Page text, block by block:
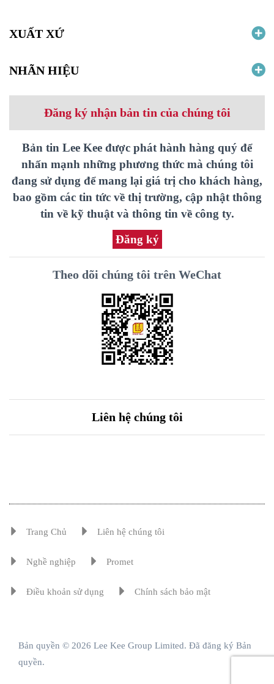
XUẤT XỨ
NHÃN HIỆU
Đăng ký nhận bản tin của chúng tôi
Bản tin Lee Kee được phát hành hàng quý để
nhấn mạnh những phương thức mà chúng tôi
đang sử dụng để mang lại giá trị cho khách hàng,
bao gồm các tin tức về thị trường, cập nhật thông
tin về kỹ thuật và thông tin về công ty.
Đăng ký
Theo dõi chúng tôi trên WeChat
Liên hệ chúng tôi
Trang Chủ Liên hệ chúng tôi
Nghề nghiệp Promet
Điều khoản sử dụng Chính sách bảo mật
Bản quyền © 2026 Lee Kee Group Limited. Đã đăng ký Bản
quyền.